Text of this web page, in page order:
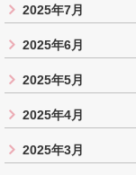
2025年7月
2025年6月
2025年5月
2025年4月
2025年3月